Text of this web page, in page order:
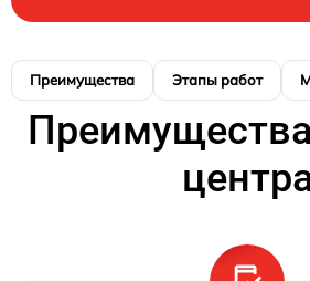
Преимущества Этапы работ